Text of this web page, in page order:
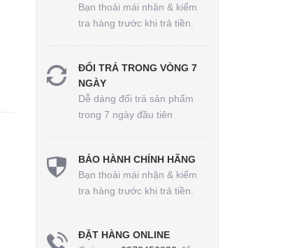
Bạn thoải mái nhận & kiểm
tra hàng trước khi trả tiền.
ĐỔI TRẢ TRONG VÒNG 7
NGÀY
Dễ dàng đổi trả sản phẩm
trong 7 ngày đầu tiên
BẢO HÀNH CHÍNH HÃNG
Bạn thoải mái nhận & kiểm
tra hàng trước khi trả tiền.
ĐẶT HÀNG ONLINE